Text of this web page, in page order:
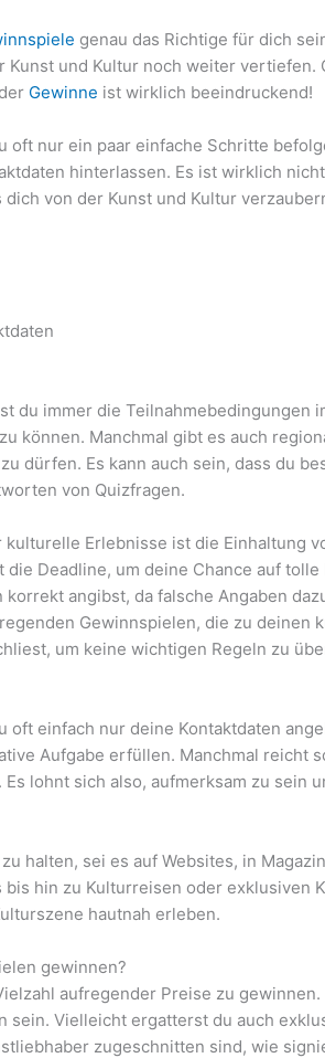
genau das Richtige für dich
und Kultur noch weiter vertiefen.
Gewinne ist wirklich beeindruckend!
nur ein paar einfache Schritte
hinterlassen. Es ist wirklich
von der Kunst und Kultur
immer die Teilnahmebedingungen
können. Manchmal gibt es auch
dürfen. Es kann auch sein, dass du
von Quizfragen.
Erlebnisse ist die Einhaltung
Deadline, um deine Chance auf
angibst, da falsche Angaben
Gewinnspielen, die zu deinen
um keine wichtigen Regeln zu
einfach nur deine Kontaktdaten
Aufgabe erfüllen. Manchmal reicht
lohnt sich also, aufmerksam zu sein
halten, sei es auf Websites, in
hin zu Kulturreisen oder exklusiven
hautnah erleben.
gewinnen?
aufregender Preise zu
Vielleicht ergatterst du auch
zugeschnitten sind, wie